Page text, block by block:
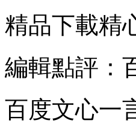
精品下載精
編輯點評：
百度文心一